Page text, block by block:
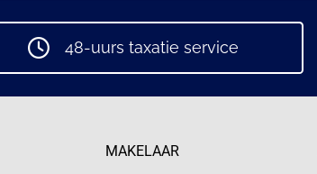
48-uurs taxatie service
MAKELAAR